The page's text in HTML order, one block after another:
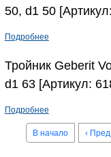
50, d1 50
Подробнее
Тройник Geberit
d1 63 [Артикул:
Подробнее
В начало ‹ Пред